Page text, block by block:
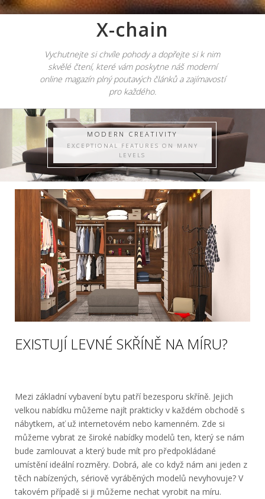
X-chain
Vychutnejte si chvíle pohody a dopřejte si k nim
skvělé čtení, které vám poskytne náš moderní
online magazín plný poutavých článků a zajímavostí
pro každého.
MODERN CREATIVITY
EXCEPTIONAL FEATURES ON MANY
LEVELS
EXISTUJÍ LEVNÉ SKŘÍNĚ NA MÍRU?
Mezi základní vybavení bytu patří bezesporu skříně. Jejich
velkou nabídku můžeme najít prakticky v každém obchodě s
nábytkem, ať už internetovém nebo kamenném. Zde si
můžeme vybrat ze široké nabídky modelů ten, který se nám
bude zamlouvat a který bude mít pro předpokládané
umístění ideální rozměry. Dobrá, ale co když nám ani jeden z
těch nabízených, sériově vyráběných modelů nevyhovuje? V
takovém případě si ji můžeme nechat vyrobit na míru.